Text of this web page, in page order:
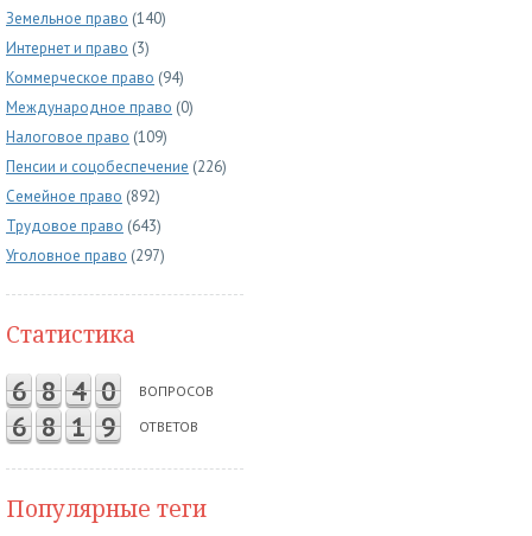
Земельное право (140)
Интернет и право (3)
Коммерческое право (94)
Международное право (0)
Налоговое право (109)
Пенсии и соцобеспечение (226)
Семейное право (892)
Трудовое право (643)
Уголовное право (297)
Статистика
6 8 4 0 ВОПРОСОВ
6 8 1 9 ОТВЕТОВ
Популярные теги